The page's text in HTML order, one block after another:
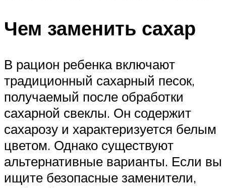
Чем заменить сахар
В рацион ребенка включают
традиционный сахарный песок,
получаемый после обработки
сахарной свеклы. Он содержит
сахарозу и характеризуется белым
цветом. Однако существуют
альтернативные варианты. Если вы
ищите безопасные заменители,